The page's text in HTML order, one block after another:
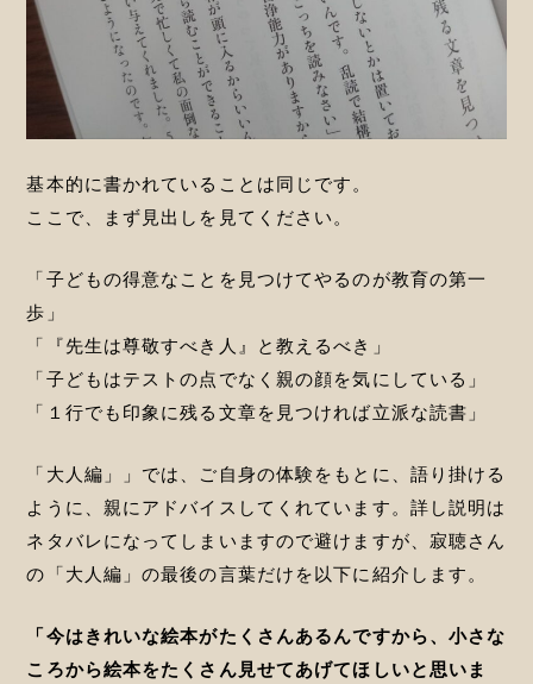
基本的に書かれていることは同じです。
ここで、まず見出しを見てください。
「子どもの得意なことを見つけてやるのが教育の第一
歩」
「『先生は尊敬すべき人』と教えるべき」
「子どもはテストの点でなく親の顔を気にしている」
「１行でも印象に残る文章を見つければ立派な読書」
「大人編」」では、ご自身の体験をもとに、語り掛ける
ように、親にアドバイスしてくれています。詳し説明は
ネタバレになってしまいますので避けますが、寂聴さん
の「大人編」の最後の言葉だけを以下に紹介します。
「今はきれいな絵本がたくさんあるんですから、小さな
ころから絵本をたくさん見せてあげてほしいと思いま